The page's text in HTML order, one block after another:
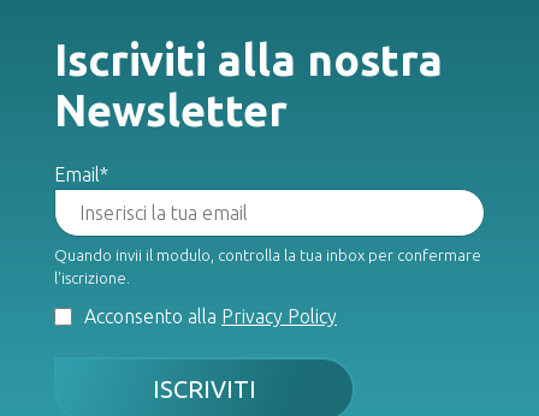
Iscriviti alla nostra
Newsletter
Email*
Quando invii il modulo, controlla la tua inbox per confermare
l'iscrizione.
Acconsento alla Privacy Policy
ISCRIVITI